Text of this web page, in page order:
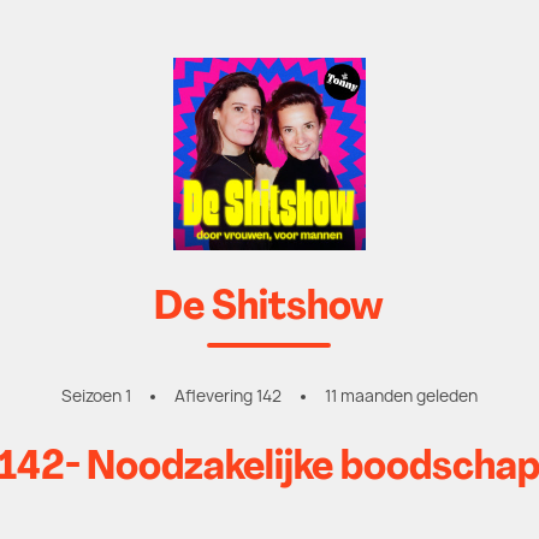
De Shitshow
Seizoen 1 Aflevering 142 11 maanden geleden
Noodzakelijke